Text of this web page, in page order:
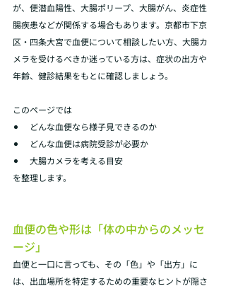
が、便潜血陽性、大腸ポリープ、大腸がん、炎症性
腸疾患などが関係する場合もあります。京都市下京
区・四条大宮で血便について相談したい方、大腸カ
メラを受けるべきか迷っている方は、症状の出方や
年齢、健診結果をもとに確認しましょう。
このページでは
どんな血便なら様子見できるのか
どんな血便は病院受診が必要か
大腸カメラを考える目安
を整理します。
血便の色や形は「体の中からのメッセ
ージ」
血便と一口に言っても、その「色」や「出方」に
は、出血場所を特定するための重要なヒントが隠さ